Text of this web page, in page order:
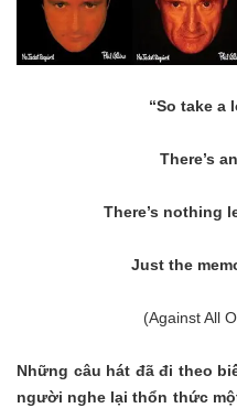
“So take a
There’s
There’s nothing
Just the
(Against All
Những câu hát đã đi theo
người nghe lại thổn thức